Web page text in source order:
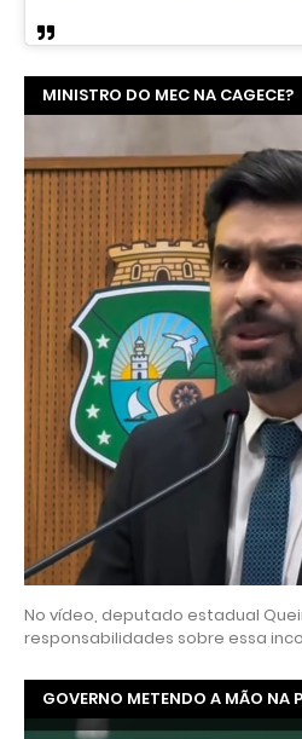
MINISTRO DO MEC NA CAGECE?
No vídeo, deputado estadual
responsabilidades sobre essa
GOVERNO METENDO A MÃO NA